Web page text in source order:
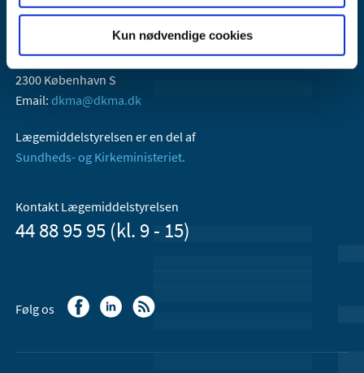
Kun nødvendige cookies
Lægemiddelstyrelsen
Axel Heides Gade 1
2300 København S
Email: dkma@dkma.dk
Lægemiddelstyrelsen er en del af
Sundheds- og Kirkeministeriet.
Kontakt Lægemiddelstyrelsen
44 88 95 95 (kl. 9 - 15)
Følg os